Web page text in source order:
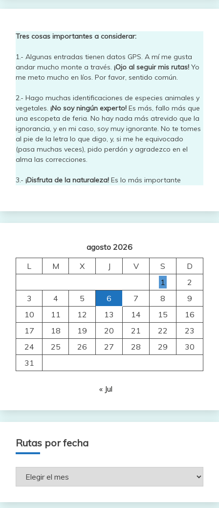
Tres cosas importantes a considerar:
1.- Algunas entradas tienen datos GPS. A mí me gusta
andar mucho monte a través. ¡Ojo al seguir mis rutas! Yo
me meto mucho en líos. Por favor, sentido común.
2.- Hago muchas identificaciones de especies animales y
vegetales. ¡No soy ningún experto! Es más, fallo más que
una escopeta de feria. No hay nada más atrevido que la
ignorancia, y en mi caso, soy muy ignorante. No te tomes
al pie de la letra lo que digo, y, si me he equivocado
(pasa muchas veces), pido perdón y agradezco en el
alma las correcciones.
3.- ¡Disfruta de la naturaleza! Es lo más importante
agosto 2026
L
M X J V S
D
1
2
3
4 5 6 7 8
9
10
11 12 13 14 15
16
17
18 19 20 21 22
23
24
25 26 27 28 29
30
31
« Jul
Rutas por fecha
Rutas